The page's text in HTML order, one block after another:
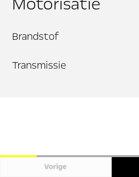
Motorisatie
Brandstof
Transmissie
Vorige